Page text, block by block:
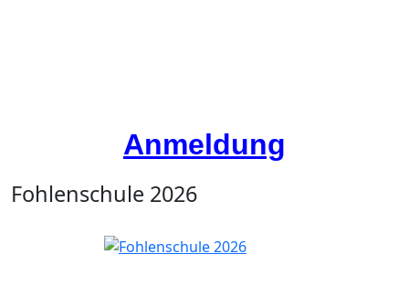
Anmeldung
Fohlenschule 2026